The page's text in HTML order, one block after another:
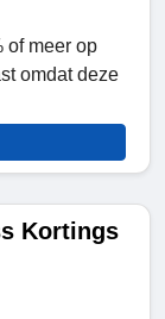
of meer op
omdat deze
Kortings